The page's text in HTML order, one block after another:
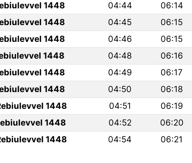
1448 04:44 06:14
1448 04:45 06:15
1448 04:46 06:15
1448 04:48 06:16
1448 04:49 06:17
1448 04:50 06:18
1448 04:51 06:19
1448 04:52 06:20
1448 04:54 06:21